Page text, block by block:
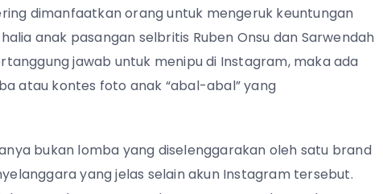
dimanfaatkan orang untuk mengeruk keuntungan
anak pasangan selbritis Ruben Onsu dan Sarwendah
jawab untuk menipu di Instagram, maka ada
atau kontes foto anak “abal-abal” yang
bukan lomba yang diselenggarakan oleh satu brand
yang jelas selain akun Instagram tersebut.